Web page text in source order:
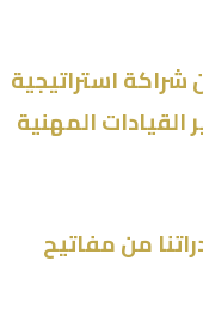
شراكة استراتيجية
المهنية
من مفاتيح